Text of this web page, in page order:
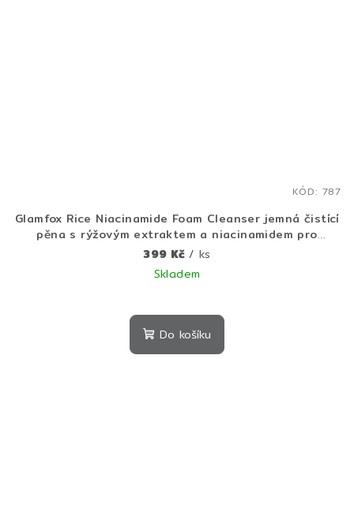
Glamfox Rice Niacinamide Foam Cleanser jemná čistící
pěna s rýžovým extraktem a niacinamidem pro
rozjasnění a hydrataci pleti 230 g
399 Kč/ ks
Skladem
Do košíku
KÓD: 787